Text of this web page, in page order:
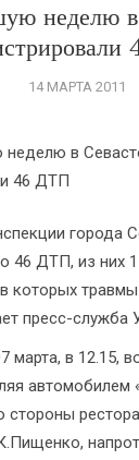
неделю в
14 МАРТА 2011
города
46 ДТП, из них
которых
пресс-служба
марта, в 12.15,
автомобилем